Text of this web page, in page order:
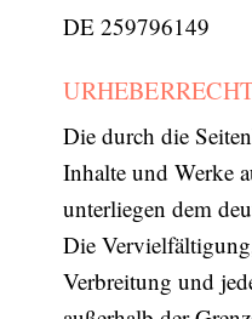
DE 259796149
Die durch die
Inhalte und Werke
unterliegen dem
Die
Verbreitung und